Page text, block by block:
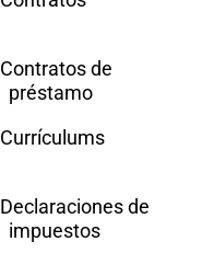
Contratos de
préstamo
Currículums
Declaraciones de
impuestos